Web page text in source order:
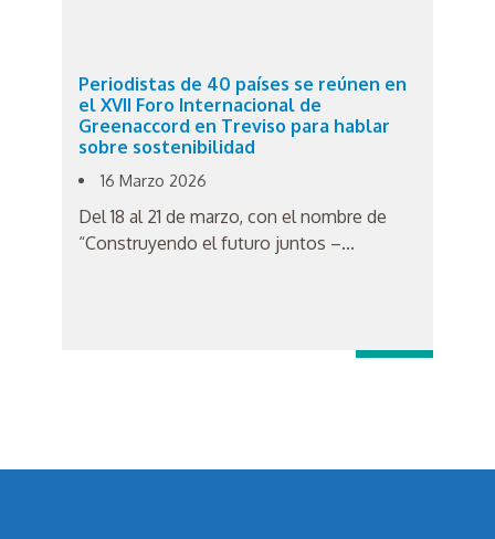
Periodistas de 40 países se reúnen en
el XVII Foro Internacional de
Greenaccord en Treviso para hablar
sobre sostenibilidad
16 Marzo 2026
Del 18 al 21 de marzo, con el nombre de
“Construyendo el futuro juntos –...